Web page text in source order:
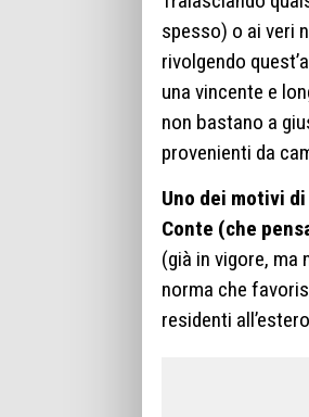
spesso) o ai veri
rivolgendo
una vincente e
non bastano a
provenienti da
Uno dei motivi
Conte (che
(già in vigore, ma
norma che
residenti